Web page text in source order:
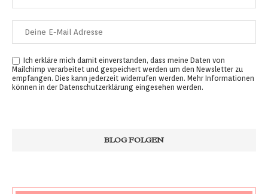
Ich erkläre mich damit einverstanden, dass meine Daten von
Mailchimp verarbeitet und gespeichert werden um den Newsletter zu
empfangen. Dies kann jederzeit widerrufen werden. Mehr Informationen
können in der Datenschutzerklärung eingesehen werden.